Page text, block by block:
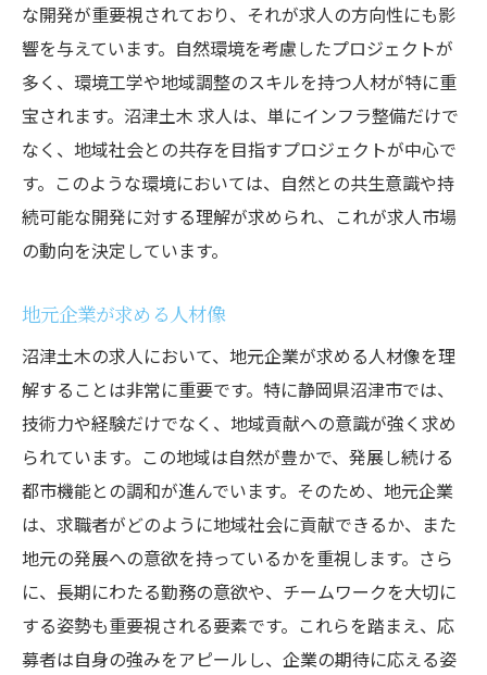
な開発が重要視されており、それが求人の方向性にも影
響を与えています。自然環境を考慮したプロジェクトが
多く、環境工学や地域調整のスキルを持つ人材が特に重
宝されます。沼津土木 求人は、単にインフラ整備だけで
なく、地域社会との共存を目指すプロジェクトが中心で
す。このような環境においては、自然との共生意識や持
続可能な開発に対する理解が求められ、これが求人市場
の動向を決定しています。
地元企業が求める人材像
沼津土木の求人において、地元企業が求める人材像を理
解することは非常に重要です。特に静岡県沼津市では、
技術力や経験だけでなく、地域貢献への意識が強く求め
られています。この地域は自然が豊かで、発展し続ける
都市機能との調和が進んでいます。そのため、地元企業
は、求職者がどのように地域社会に貢献できるか、また
地元の発展への意欲を持っているかを重視します。さら
に、長期にわたる勤務の意欲や、チームワークを大切に
する姿勢も重要視される要素です。これらを踏まえ、応
募者は自身の強みをアピールし、企業の期待に応える姿